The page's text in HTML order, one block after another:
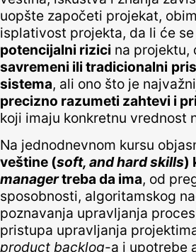
uopšte započeti projekat,
isplativost projekta, da li će se
potencijalni rizici na projektu,
savremeni ili tradicionalni
sistema, ali ono što je
precizno razumeti zahtevi i
koji imaju konkretnu vrednost
Na jednodnevnom kursu
veštine (soft, and hard skills)
managertreba da ima, od
sposobnosti, algoritamskog
poznavanja upravljanja
pristupa upravljanja
product backlog-a i upotrebe